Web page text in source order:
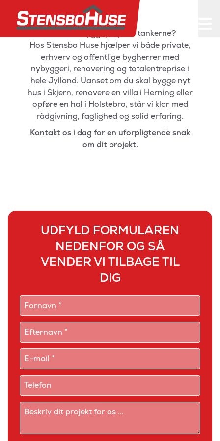
Har du et byggeprojekt i tankerne?
Hos Stensbo Huse hjælper vi både private,
erhverv og offentlige bygherrer med
nybyggeri, renovering og totalentreprise i
hele Jylland. Uanset om du skal bygge nyt
hus i Skjern, renovere en villa i Herning eller
opføre en hal i Holstebro, står vi klar med
rådgivning, faglighed og solid erfaring.
Kontakt os i dag for en uforpligtende snak
om dit projekt.
UDFYLD FORMULAREN
NEDENFOR OG SÅ
VENDER VI TILBAGE TIL
DIG